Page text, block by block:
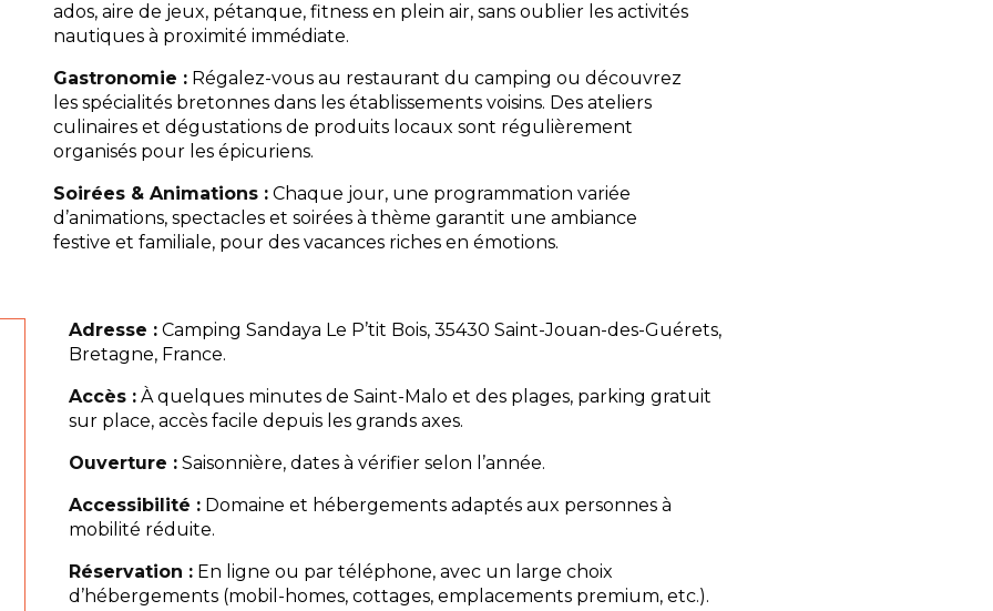
ados, aire de jeux, pétanque, fitness en plein air, sans oublier les activités
nautiques à proximité immédiate.
Gastronomie : Régalez-vous au restaurant du camping ou découvrez
les spécialités bretonnes dans les établissements voisins. Des ateliers
culinaires et dégustations de produits locaux sont régulièrement
organisés pour les épicuriens.
Soirées & Animations : Chaque jour, une programmation variée
d’animations, spectacles et soirées à thème garantit une ambiance
festive et familiale, pour des vacances riches en émotions.
Adresse :Camping Sandaya Le P’tit Bois, 35430 Saint-Jouan-des-Guérets,
Bretagne, France.
Accès :À quelques minutes de Saint-Malo et des plages, parking gratuit
sur place, accès facile depuis les grands axes.
Ouverture :Saisonnière, dates à vérifier selon l’année.
Accessibilité :Domaine et hébergements adaptés aux personnes à
mobilité réduite.
Réservation :En ligne ou par téléphone, avec un large choix
d’hébergements (mobil-homes, cottages, emplacements premium, etc.).